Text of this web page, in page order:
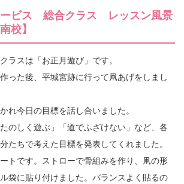
ービス 総合クラス レッスン風景
校】
ラスは「お正月遊び」です。
った後、平城宮跡に行って凧あげをしまし
れ今日の目標を話し合いました。
のしく遊ぶ」「道でふざけない」など、各
たちで考えた目標を発表してくれました。
トです。ストローで骨組みを作り、凧の形
袋に貼り付けました。バランスよく貼るの